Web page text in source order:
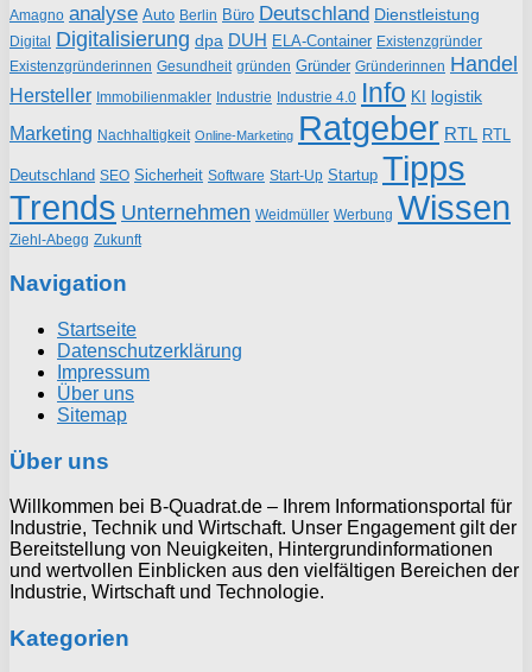
Amagno analyse Auto Berlin Büro Deutschland Dienstleistung
Digital Digitalisierung dpa DUH ELA-Container Existenzgründer
Existenzgründerinnen Gesundheit gründen Gründer Gründerinnen Handel
Hersteller Immobilienmakler Industrie Industrie 4.0 Info KI logistik
Marketing Nachhaltigkeit Online-Marketing Ratgeber RTL RTL
Deutschland SEO Sicherheit Software Start-Up Startup Tipps
Trends Unternehmen Weidmüller Werbung Wissen
Ziehl-Abegg Zukunft
Navigation
Startseite
Datenschutzerklärung
Impressum
Über uns
Sitemap
Über uns
Willkommen bei B-Quadrat.de – Ihrem Informationsportal für
Industrie, Technik und Wirtschaft. Unser Engagement gilt der
Bereitstellung von Neuigkeiten, Hintergrundinformationen
und wertvollen Einblicken aus den vielfältigen Bereichen der
Industrie, Wirtschaft und Technologie.
Kategorien